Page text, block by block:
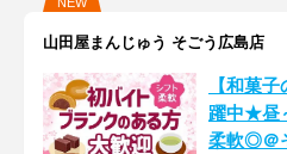
山田屋まんじゅう そごう広島店
【和菓
躍中★昼
柔軟◎＠